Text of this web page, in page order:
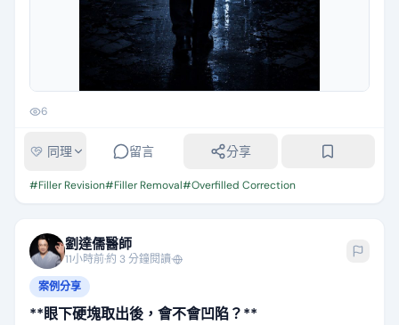
6
同理 留言 分享
#Filler Revision#Filler Removal#Overfilled Correction
劉達儒醫師
11小時前·約 3 分鐘閱讀·
案例分享
**眼下硬塊取出後，會不會凹陷？**